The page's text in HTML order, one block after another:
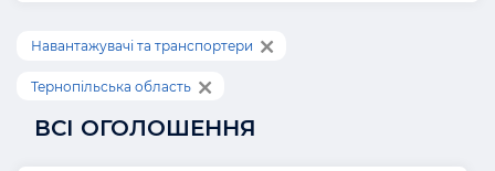
Навантажувачі та транспортери
Тернопільська область
ВСІ ОГОЛОШЕННЯ